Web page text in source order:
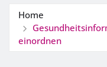
Home
einordnen